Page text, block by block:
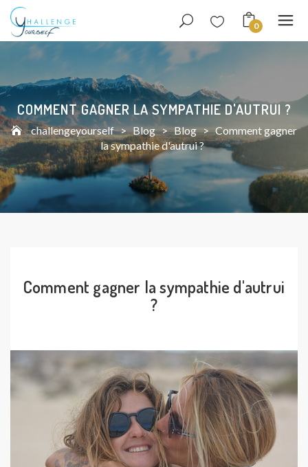
0
COMMENT GAGNER LA SYMPATHIE D'AUTRUI ?
challengeyourself > Blog > Blog > Comment gagner
la sympathie d'autrui ?
Comment gagner la sympathie d'autrui
?